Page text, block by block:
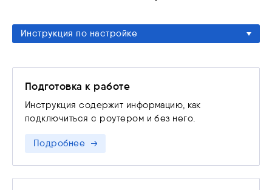
предоставления недостоверных сведений,
приостановить оказание услуг связи вплоть до
устранения нарушений на основании п. 3 ст. 44
Федерального закона от 07.07.2003 N 126-ФЗ «О
Инструкция по настройке
Подготовка к работе
Инструкция содержит информацию, как
подключиться с роутером и без него.
Подробнее